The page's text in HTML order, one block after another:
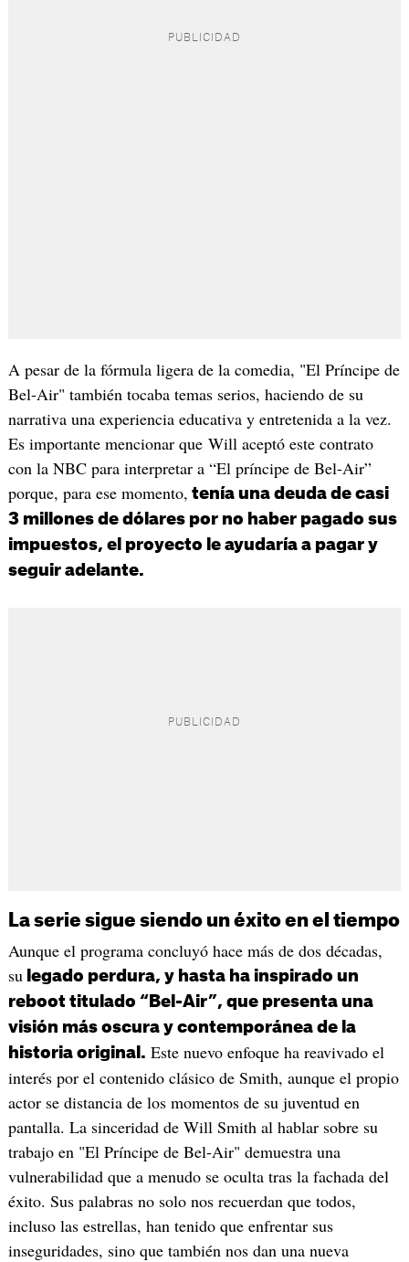
A pesar de la fórmula ligera de la comedia, "El Príncipe de
Bel-Air" también tocaba temas serios, haciendo de su
narrativa una experiencia educativa y entretenida a la vez.
Es importante mencionar que Will aceptó este contrato
con la NBC para interpretar a “El príncipe de Bel-Air”
porque, para ese momento, tenía una deuda de casi
3 millones de dólares por no haber pagado sus
impuestos, el proyecto le ayudaría a pagar y
seguir adelante.
La serie sigue siendo un éxito en el tiempo
Aunque el programa concluyó hace más de dos décadas,
su legado perdura, y hasta ha inspirado un
reboot titulado “Bel-Air”, que presenta una
visión más oscura y contemporánea de la
historia original. Este nuevo enfoque ha reavivado el
interés por el contenido clásico de Smith, aunque el propio
actor se distancia de los momentos de su juventud en
pantalla. La sinceridad de Will Smith al hablar sobre su
trabajo en "El Príncipe de Bel-Air" demuestra una
vulnerabilidad que a menudo se oculta tras la fachada del
éxito. Sus palabras no solo nos recuerdan que todos,
incluso las estrellas, han tenido que enfrentar sus
inseguridades, sino que también nos dan una nueva